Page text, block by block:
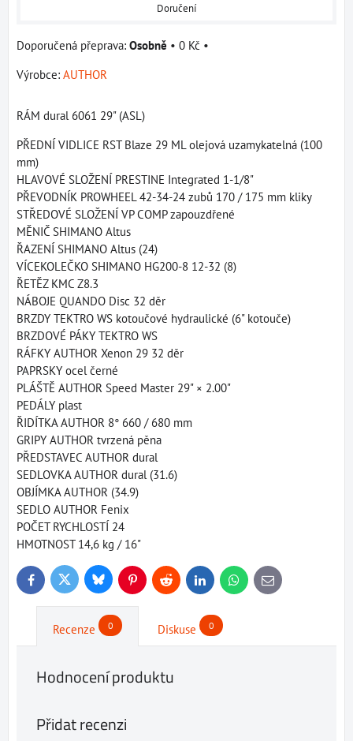
Doručení
Osobně • 0 Kč •
Výrobce: AUTHOR
RÁM dural 6061 29" (ASL)
PŘEDNÍ VIDLICE RST Blaze 29 ML olejová uzamykatelná (100
mm)
HLAVOVÉ SLOŽENÍ PRESTINE Integrated 1-1/8"
PŘEVODNÍK PROWHEEL 42-34-24 zubů 170 / 175 mm kliky
STŘEDOVÉ SLOŽENÍ VP COMP zapouzdřené
MĚNIČ SHIMANO Altus
ŘAZENÍ SHIMANO Altus (24)
VÍCEKOLEČKO SHIMANO HG200-8 12-32 (8)
ŘETĚZ KMC Z8.3
NÁBOJE QUANDO Disc 32 děr
BRZDY TEKTRO WS kotoučové hydraulické (6" kotouče)
BRZDOVÉ PÁKY TEKTRO WS
RÁFKY AUTHOR Xenon 29 32 děr
PAPRSKY ocel černé
PLÁŠTĚ AUTHOR Speed Master 29" × 2.00"
PEDÁLY plast
ŘIDÍTKA AUTHOR 8° 660 / 680 mm
GRIPY AUTHOR tvrzená pěna
PŘEDSTAVEC AUTHOR dural
SEDLOVKA AUTHOR dural (31.6)
OBJÍMKA AUTHOR (34.9)
SEDLO AUTHOR Fenix
POČET RYCHLOSTÍ 24
HMOTNOST 14,6 kg / 16"
FacebookTwitter BlueskyPinterestReddit LinkedInWhatsApp
E-
mail
Recenze 0 Diskuse 0
Hodnocení produktu
Přidat recenzi